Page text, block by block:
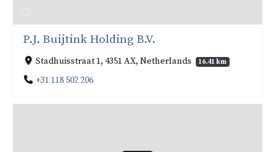
P.J. Buijtink Holding B.V.
Stadhuisstraat 1, 4351 AX, Netherlands 16.41 km
+31 118 502 206